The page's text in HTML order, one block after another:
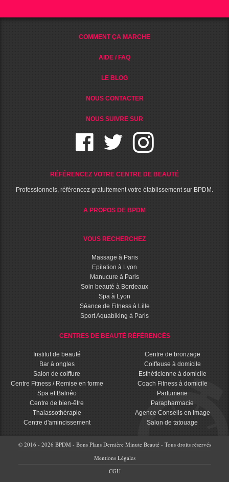
COMMENT ÇA MARCHE
AIDE / FAQ
LE BLOG
NOUS CONTACTER
NOUS SUIVRE SUR
RÉFÉRENCEZ VOTRE CENTRE DE BEAUTÉ
Professionnels, référencez gratuitement votre établissement sur BPDM.
A PROPOS DE BPDM
VOUS RECHERCHEZ
Massage à Paris
Epilation à Lyon
Manucure à Paris
Soin beauté à Bordeaux
Spa à Lyon
Séance de Fitness à Lille
Sport Aquabiking à Paris
CENTRES DE BEAUTÉ RÉFÉRENCÉS
Institut de beauté
Bar à ongles
Salon de coiffure
Centre Fitness / Remise en forme
Spa et Balnéo
Centre de bien-être
Thalassothérapie
Centre d'amincissement
Centre de bronzage
Coiffeuse à domicile
Esthéticienne à domicile
Coach Fitness à domicile
Parfumerie
Parapharmacie
Agence Conseils en Image
Salon de tatouage
© 2016 - 2026 BPDM - Bons Plans Dernière Minute Beauté - Tous droits réservés
Mentions Légales
CGU